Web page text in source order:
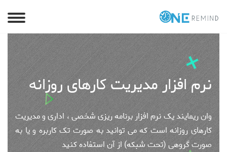
نرم افزار مدیریت کارهای روزانه
وان ریمایند یک نرم افزار برنامه ریزی شخصی ، اداری و مدیریت
کارهای روزانه است که می توانید به صورت تک کاربره و یا به
صورت گروهی (تحت شبکه) از آن استفاده کنید